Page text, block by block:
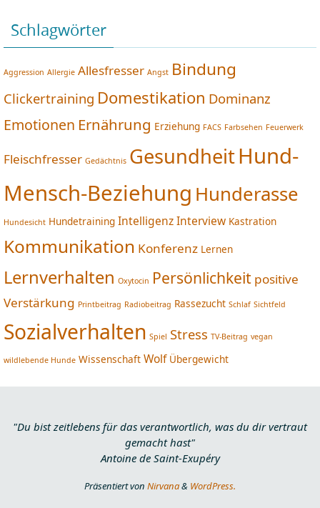
Schlagwörter
Aggression Allergie Allesfresser Angst Bindung
Clickertraining Domestikation Dominanz
Emotionen Ernährung Erziehung FACS Farbsehen Feuerwerk
Fleischfresser Gedächtnis GesundheitHund-
Mensch-Beziehung Hunderasse
Hundesicht Hundetraining IntelligenzInterview Kastration
Kommunikation Konferenz Lernen
Lernverhalten Oxytocin Persönlichkeit positive
Verstärkung Printbeitrag Radiobeitrag Rassezucht Schlaf Sichtfeld
Sozialverhalten Spiel Stress TV-Beitrag vegan
wildlebende Hunde Wissenschaft Wolf Übergewicht
"Du bist zeitlebens für das verantwortlich, was du dir vertraut
gemacht hast"
Antoine de Saint-Exupéry
Präsentiert von Nirvana& WordPress.